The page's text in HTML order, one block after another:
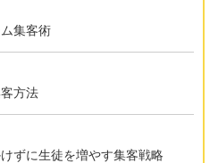
集客術
方法
ずに生徒を増やす集客戦略